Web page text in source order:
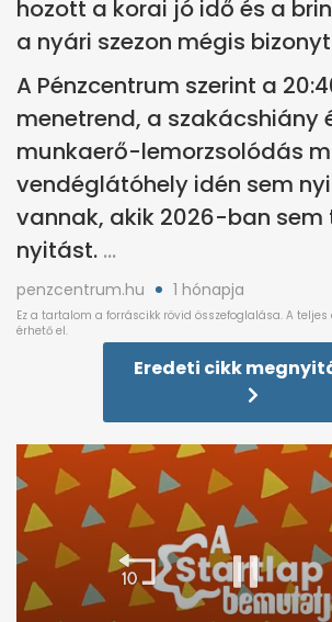
hozott a korai jó idő és a
a nyári szezon mégis
A Pénzcentrum szerint a
menetrend, a szakácshiány
munkaerő-lemorzsolódás
vendéglátóhely idén sem
vannak, akik 2026-ban sem
nyitást.
penzcentrum.hu 1 hónapja
Eredeti cikk